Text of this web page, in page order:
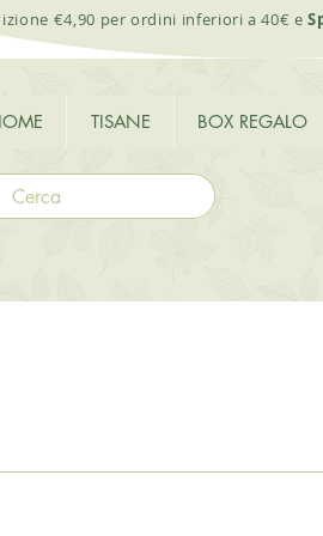
TISANE BOX REGALO
€4,90 per ordini inferiori a 40€ e